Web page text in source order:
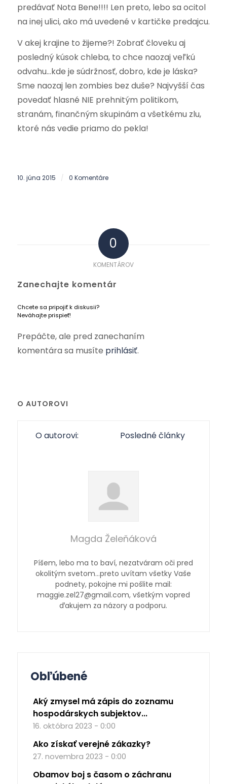
predávať Nota Bene!!!! Len preto, lebo sa ocitol
na inej ulici, ako má uvedené v kartičke predajcu.
V akej krajine to žijeme?! Zobrať človeku aj
posledný kúsok chleba, to chce naozaj veľkú
odvahu…kde je súdržnosť, dobro, kde je láska?
Sme naozaj len zombies bez duše? Najvyšší čas
povedať hlasné NIE prehnitým politikom,
stranám, finančným skupinám a všetkému zlu,
ktoré nás vedie priamo do pekla!
10. júna 2015 / 0 Komentáre
0
KOMENTÁROV
Zanechajte komentár
Chcete sa pripojiť k diskusii?
Neváhajte prispieť!
Prepáčte, ale pred zanechaním
komentára sa musíte prihlásiť.
O AUTOROVI
O autorovi: Posledné články
Magda Želeňáková
Píšem, lebo ma to baví, nezatváram oči pred
okolitým svetom…preto uvítam všetky Vaše
podnety, pokojne mi pošlite mail:
maggie.zel27@gmail.com, všetkým vopred
ďakujem za názory a podporu.
Obľúbené
Aký zmysel má zápis do zoznamu
hospodárskych subjektov...
16. októbra 2023 - 0:00
Ako získať verejné zákazky?
27. novembra 2023 - 0:00
Obamov boj s časom o záchranu